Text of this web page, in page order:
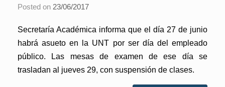
Posted on 23/06/2017
Secretaría Académica informa que el día 27 de junio
habrá asueto en la UNT por ser día del empleado
público. Las mesas de examen de ese día se
trasladan al jueves 29, con suspensión de clases.